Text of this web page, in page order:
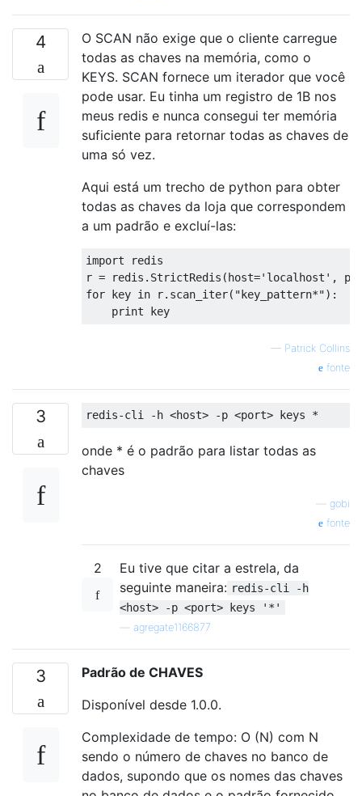
4
O SCAN não exige que o cliente carregue
todas as chaves na memória, como o
KEYS. SCAN fornece um iterador que você
pode usar. Eu tinha um registro de 1B nos
meus redis e nunca consegui ter memória
suficiente para retornar todas as chaves de
uma só vez.
Aqui está um trecho de python para obter
todas as chaves da loja que correspondem
a um padrão e excluí-las:
import redis
r = redis.StrictRedis(host='localhost',
for key in r.scan_iter("key_pattern*"):
— Patrick Collins
fonte
3
onde * é o padrão para listar todas as
chaves
gobi
fonte
2
Eu tive que citar a estrela, da
seguinte maneira: redis-cli -h
<host> -p <port> keys '*'
agregate1166877
3
Padrão de CHAVES
Disponível desde 1.0.0.
Complexidade de tempo: O (N) com N
sendo o número de chaves no banco de
dados, supondo que os nomes das chaves